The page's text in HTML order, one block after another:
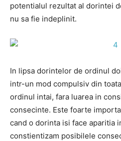
potentialul rezultat al dorintei
nu sa fie indeplinit.
In lipsa dorintelor de ordinul
intr-un mod compulsiv din
ordinul intai, fara luarea in
consecinte. Este foarte
cand o dorinta isi face aparitia
constientizam posibilele